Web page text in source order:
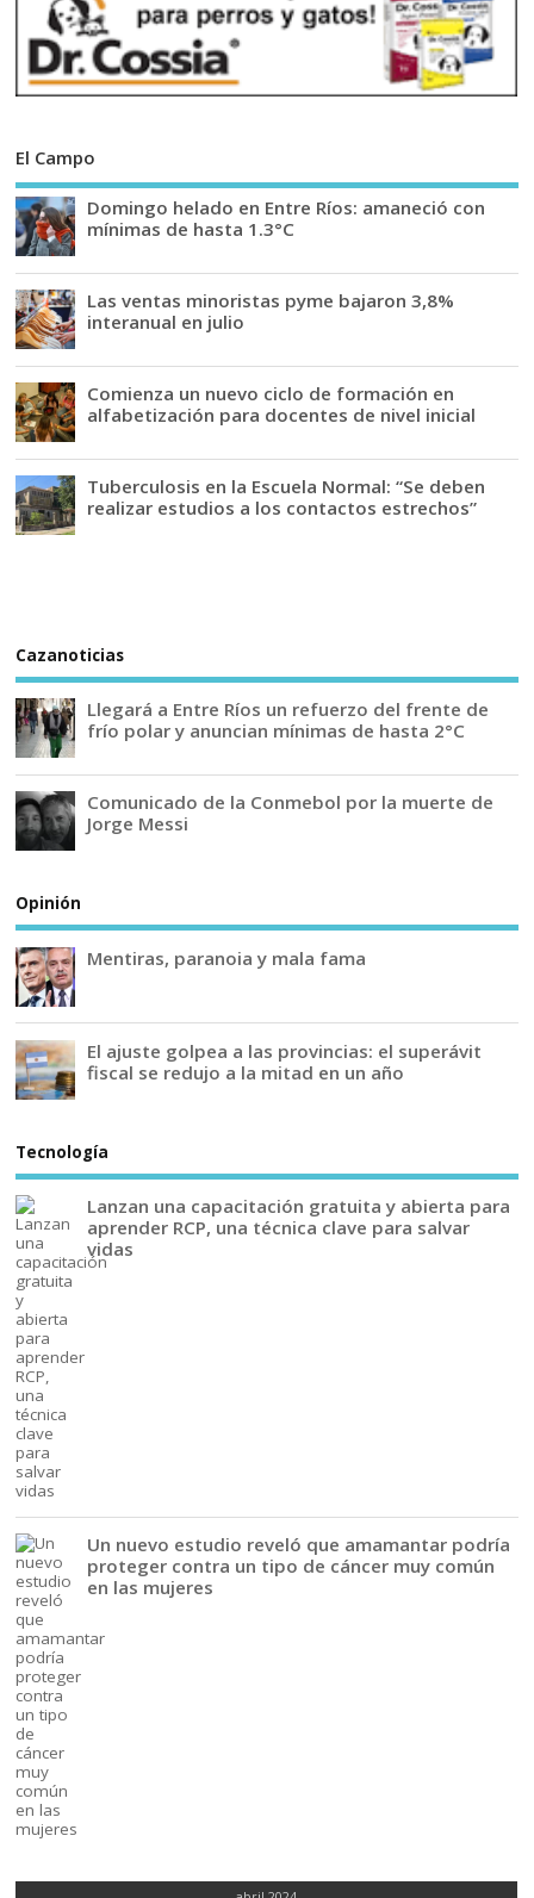
El Campo
Domingo helado en Entre Ríos: amaneció con
mínimas de hasta 1.3°C
Las ventas minoristas pyme bajaron 3,8%
interanual en julio
Comienza un nuevo ciclo de formación en
alfabetización para docentes de nivel inicial
Tuberculosis en la Escuela Normal: “Se deben
realizar estudios a los contactos estrechos”
Cazanoticias
Llegará a Entre Ríos un refuerzo del frente de
frío polar y anuncian mínimas de hasta 2°C
Comunicado de la Conmebol por la muerte de
Jorge Messi
Opinión
Mentiras, paranoia y mala fama
El ajuste golpea a las provincias: el superávit
fiscal se redujo a la mitad en un año
Tecnología
Lanzan una capacitación gratuita y abierta para
aprender RCP, una técnica clave para salvar
vidas
Un nuevo estudio reveló que amamantar podría
proteger contra un tipo de cáncer muy común
en las mujeres